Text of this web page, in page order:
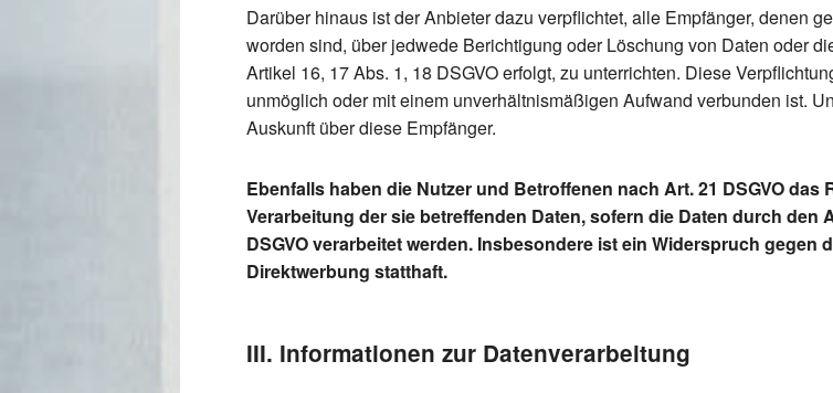
Darüber hinaus ist der Anbieter dazu verpflichtet, alle Empfänger, denen
worden sind, über jedwede Berichtigung oder Löschung von Daten oder
Artikel 16, 17 Abs. 1, 18 DSGVO erfolgt, zu unterrichten. Diese
unmöglich oder mit einem unverhältnismäßigen Aufwand verbunden ist.
Auskunft über diese Empfänger.
Ebenfalls haben die Nutzer und Betroffenen nach Art. 21 DSGVO
Verarbeitung der sie betreffenden Daten, sofern die Daten durch den
DSGVO verarbeitet werden. Insbesondere ist ein Widerspruch gegen
Direktwerbung statthaft.
III. Informationen zur Datenverarbeitung